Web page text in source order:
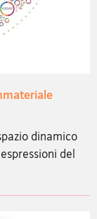
dinamico
del